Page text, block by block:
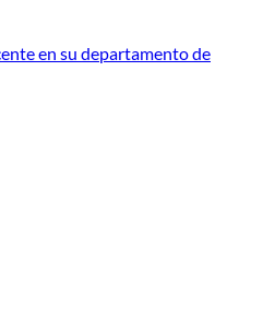
en su departamento de